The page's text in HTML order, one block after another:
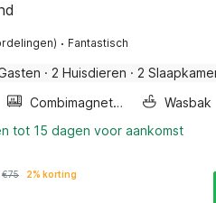
· Fantastisch
· 2 Huisdieren · 2
Combimagnetron Wasbak
tot 15 dagen voor aankomst
€75 2% korting